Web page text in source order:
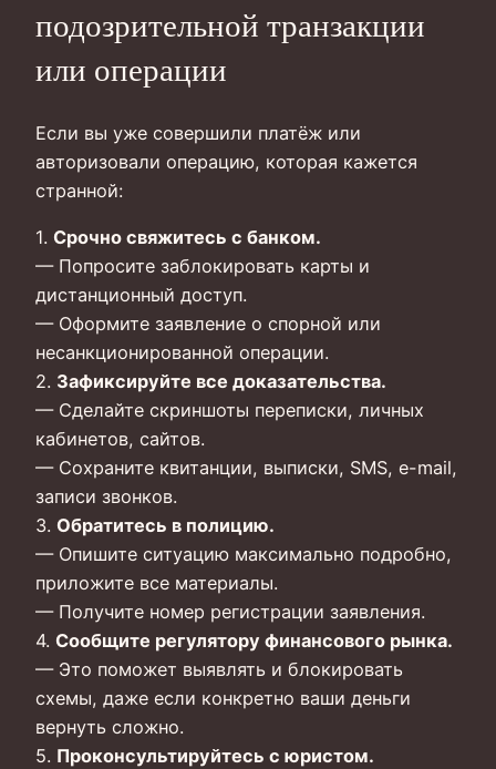
подозрительной транзакции
или операции
Если вы уже совершили платёж или
авторизовали операцию, которая кажется
странной:
1. Срочно свяжитесь с банком.
— Попросите заблокировать карты и
дистанционный доступ.
— Оформите заявление о спорной или
несанкционированной операции.
2. Зафиксируйте все доказательства.
— Сделайте скриншоты переписки, личных
кабинетов, сайтов.
— Сохраните квитанции, выписки, SMS, e-mail,
записи звонков.
3. Обратитесь в полицию.
— Опишите ситуацию максимально подробно,
приложите все материалы.
— Получите номер регистрации заявления.
4. Сообщите регулятору финансового рынка.
— Это поможет выявлять и блокировать
схемы, даже если конкретно ваши деньги
вернуть сложно.
5. Проконсультируйтесь с юристом.